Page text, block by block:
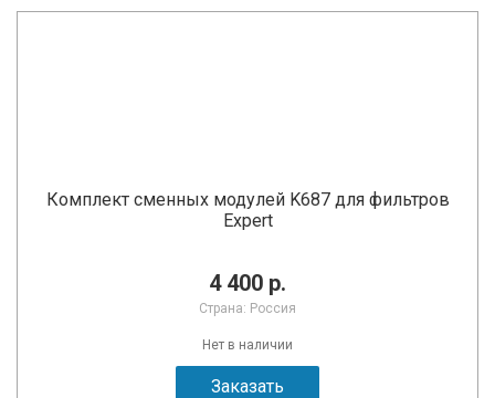
Комплект сменных модулей K687 для фильтров
Expert
4 400 р.
Страна: Россия
Нет в наличии
Заказать